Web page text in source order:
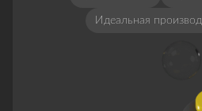
Идеальная